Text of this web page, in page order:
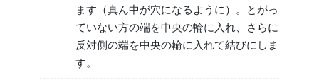
ます（真ん中が穴になるように）。とがっ
ていない方の端を中央の輪に入れ、さらに
反対側の端を中央の輪に入れて結びにしま
す。